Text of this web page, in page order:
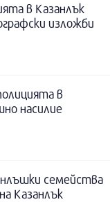
в Казанлък
изложби
в
насилие
семейства
Казанлък